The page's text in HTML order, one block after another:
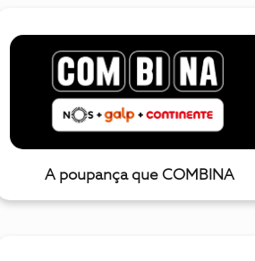
A poupança que COMBINA